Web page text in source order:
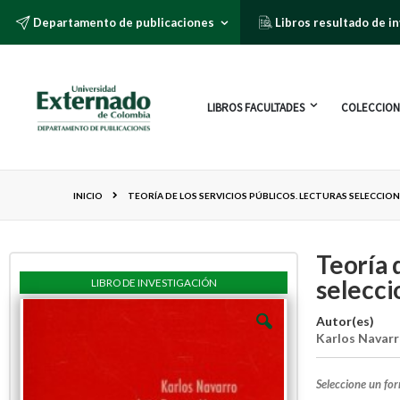
Departamento de publicaciones Libros resultado de
LIBROS FACULTADES
INICIO TEORÍA DE LOS SERVICIOS PÚBLICOS. LECTURAS
Teoría
Autor(es)
Karlos
Seleccione un
LIBRO DE INVESTIGACIÓN